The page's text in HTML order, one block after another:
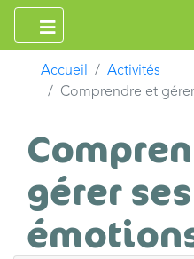
Accueil
Activités
Comprendre et
gérer ses